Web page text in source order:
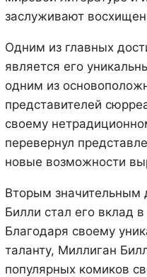
заслуживают
Одним из главных
является его
одним из
представителей
своему
перевернул
новые возможности
Вторым значительным
Билли стал его вклад
Благодаря своему
таланту, Миллиган
популярных комиков